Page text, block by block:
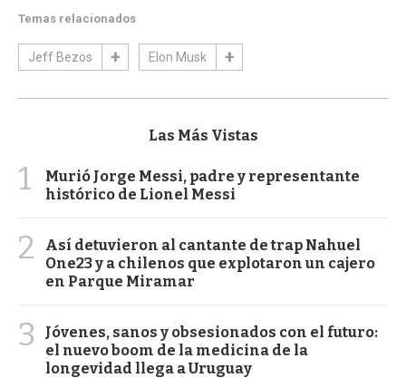
Temas relacionados
Jeff Bezos Elon Musk
Las Más Vistas
1
Murió Jorge Messi, padre y representante
histórico de Lionel Messi
2
Así detuvieron al cantante de trap Nahuel
One23 y a chilenos que explotaron un cajero
en Parque Miramar
3
Jóvenes, sanos y obsesionados con el futuro:
el nuevo boom de la medicina de la
longevidad llega a Uruguay